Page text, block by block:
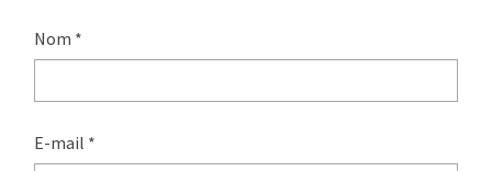
Nom *
E-mail *